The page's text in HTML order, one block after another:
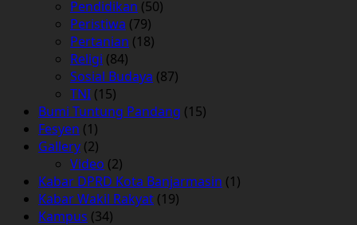
Pendidikan (50)
Peristiwa (79)
Pertanian (18)
Religi (84)
Sosial Budaya (87)
TNI (15)
Bumi Tuntung Pandang (15)
Fesyen (1)
Gallery (2)
Video (2)
Kabar DPRD Kota Banjarmasin (1)
Kabar Wakil Rakyat (19)
Kampus (34)